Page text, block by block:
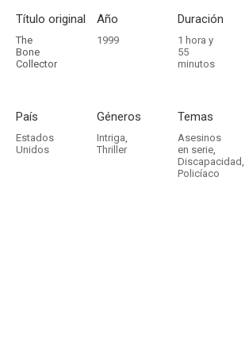
Título original
The
Bone
Collector
Año
1999
Duración
1 hora y
55
minutos
País
Estados
Unidos
Géneros
Intriga,
Thriller
Temas
Asesinos
en serie,
Discapacidad,
Policíaco